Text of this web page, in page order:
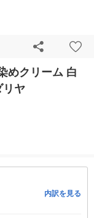
めクリーム 白
リヤ
内訳を見る